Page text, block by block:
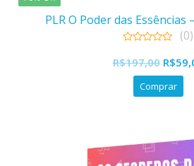
PLR O Poder das
out
of
(0)
R$197,00 O
preço
original
R$
Comprar